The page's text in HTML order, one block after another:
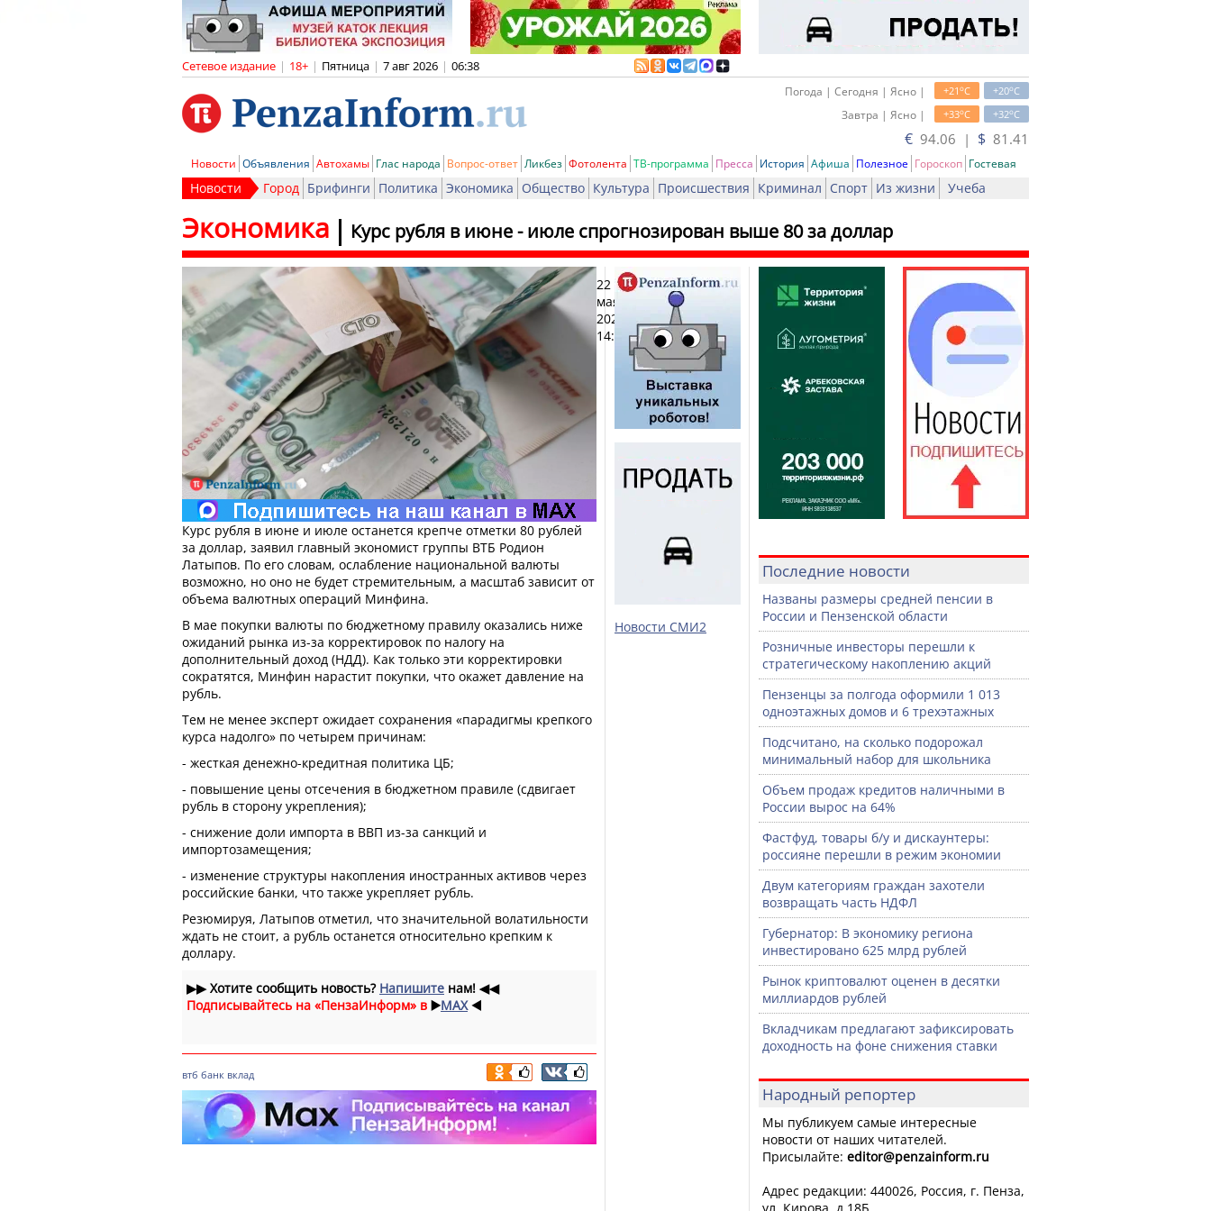
Сетевое издание | 18+ | Пятница | 7 авг 2026 | 06:38
+20oC
+21oC
Погода | Сегодня | Ясно |
+32oC
+33oC
Завтра | Ясно |
€ 94.06 | $ 81.41
Новости Объявления Автохамы Глас народа Вопрос-ответ Ликбез Фотолента ТВ-программа Пресса История Афиша Полезное Гороскоп Гостевая
Новости Город Брифинги Политика Экономика Общество Культура Происшествия Криминал Спорт Из жизни Учеба
Курс рубля в июне - июле спрогнозирован выше 80 за доллар
Экономика
22
мая
2026,
14:03
Печать
Курс рубля в июне и июле останется крепче отметки 80 рублей
за доллар, заявил главный экономист группы ВТБ Родион
Латыпов. По его словам, ослабление национальной валюты
возможно, но оно не будет стремительным, а масштаб зависит от
объема валютных операций Минфина.
В мае покупки валюты по бюджетному правилу оказались ниже
ожиданий рынка из-за корректировок по налогу на
дополнительный доход (НДД). Как только эти корректировки
сократятся, Минфин нарастит покупки, что окажет давление на
рубль.
Тем не менее эксперт ожидает сохранения «парадигмы крепкого
курса надолго» по четырем причинам:
- жесткая денежно-кредитная политика ЦБ;
- повышение цены отсечения в бюджетном правиле (сдвигает
рубль в сторону укрепления);
- снижение доли импорта в ВВП из-за санкций и
импортозамещения;
- изменение структуры накопления иностранных активов через
российские банки, что также укрепляет рубль.
Резюмируя, Латыпов отметил, что значительной волатильности
ждать не стоит, а рубль останется относительно крепким к
доллару.
▶▶Хотите сообщить новость? Напишите нам! ◀◀
Подписывайтесь на «ПензаИнформ» в ▶️MAX ◀️
втб банк вклад
Новости СМИ2
Последние новости
Названы размеры средней пенсии в
России и Пензенской области
Розничные инвесторы перешли к
стратегическому накоплению акций
Пензенцы за полгода оформили 1 013
одноэтажных домов и 6 трехэтажных
Подсчитано, на сколько подорожал
минимальный набор для школьника
Объем продаж кредитов наличными в
России вырос на 64%
Фастфуд, товары б/у и дискаунтеры:
россияне перешли в режим экономии
Двум категориям граждан захотели
возвращать часть НДФЛ
Губернатор: В экономику региона
инвестировано 625 млрд рублей
Рынок криптовалют оценен в десятки
миллиардов рублей
Вкладчикам предлагают зафиксировать
доходность на фоне снижения ставки
Народный репортер
Мы публикуем самые интересные
новости от наших читателей.
Присылайте: editor@penzainform.ru
Адрес редакции: 440026, Россия, г. Пенза,